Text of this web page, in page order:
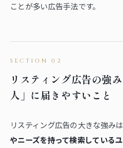
ことが多い広告手法です。
リスティング広告の強
人」に届きやすいこと
リスティング広告の大きな強みは
やニーズを持って検索している